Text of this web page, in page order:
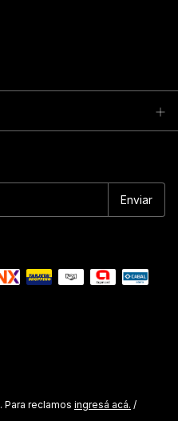
reclamos ingresá acá. /